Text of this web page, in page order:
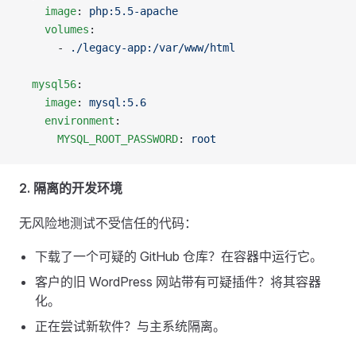
    image
: php:5.5-apache
    volumes
:
      -
./legacy-app:/var/www/html
  mysql56
:
    image
: mysql:5.6
    environment
:
      MYSQL_ROOT_PASSWORD
: root
2. 隔离的开发环境
无风险地测试不受信任的代码：
下载了一个可疑的 GitHub 仓库？在容器中运行它。
客户的旧 WordPress 网站带有可疑插件？将其容器
化。
正在尝试新软件？与主系统隔离。